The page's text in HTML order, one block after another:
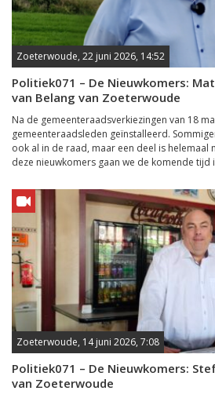
Zoeterwoude, 22 juni 2026, 14:52
Politiek071 – De Nieuwkomers:
van Belang van Zoeterwoude
Na de gemeenteraadsverkiezingen van 18
gemeenteraadsleden geïnstalleerd.
ook al in de raad, maar een deel is helemaal
deze nieuwkomers gaan we de komende tijd
Zoeterwoude, 14 juni 2026, 7:08
Politiek071 – De Nieuwkomers:
van Zoeterwoude